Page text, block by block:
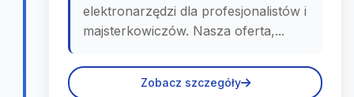
elektronarzędzi dla profesjonalistów i
majsterkowiczów. Nasza oferta,...
Zobacz szczegóły